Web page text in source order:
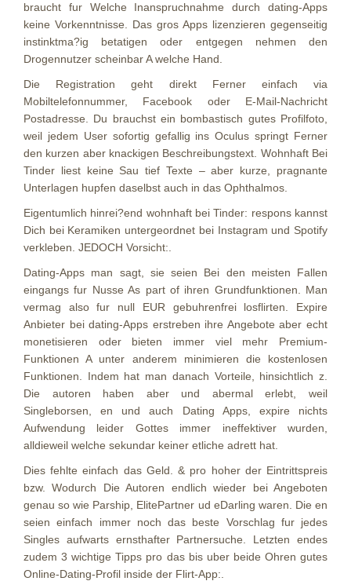
braucht fur Welche Inanspruchnahme durch dating-Apps
keine Vorkenntnisse. Das gros Apps lizenzieren gegenseitig
instinktma?ig betatigen oder entgegen nehmen den
Drogennutzer scheinbar A welche Hand.
Die Registration geht direkt Ferner einfach via
Mobiltelefonnummer, Facebook oder E-Mail-Nachricht
Postadresse. Du brauchst ein bombastisch gutes Profilfoto,
weil jedem User sofortig gefallig ins Oculus springt Ferner
den kurzen aber knackigen Beschreibungstext. Wohnhaft Bei
Tinder liest keine Sau tief Texte – aber kurze, pragnante
Unterlagen hupfen daselbst auch in das Ophthalmos.
Eigentumlich hinrei?end wohnhaft bei Tinder: respons kannst
Dich bei Keramiken untergeordnet bei Instagram und Spotify
verkleben. JEDOCH Vorsicht:.
Dating-Apps man sagt, sie seien Bei den meisten Fallen
eingangs fur Nusse As part of ihren Grundfunktionen. Man
vermag also fur null EUR gebuhrenfrei losflirten. Expire
Anbieter bei dating-Apps erstreben ihre Angebote aber echt
monetisieren oder bieten immer viel mehr Premium-
Funktionen A unter anderem minimieren die kostenlosen
Funktionen. Indem hat man danach Vorteile, hinsichtlich z.
Die autoren haben aber und abermal erlebt, weil
Singleborsen, en und auch Dating Apps, expire nichts
Aufwendung leider Gottes immer ineffektiver wurden,
alldieweil welche sekundar keiner etliche adrett hat.
Dies fehlte einfach das Geld. & pro hoher der Eintrittspreis
bzw. Wodurch Die Autoren endlich wieder bei Angeboten
genau so wie Parship, ElitePartner ud eDarling waren. Die en
seien einfach immer noch das beste Vorschlag fur jedes
Singles aufwarts ernsthafter Partnersuche. Letzten endes
zudem 3 wichtige Tipps pro das bis uber beide Ohren gutes
Online-Dating-Profil inside der Flirt-App:.